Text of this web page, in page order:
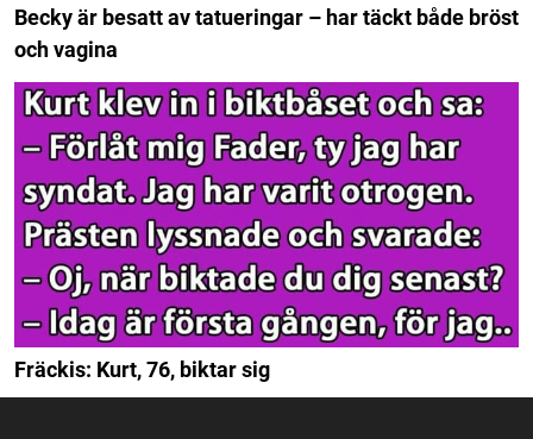
Becky är besatt av tatueringar – har täckt både bröst
och vagina
Fräckis: Kurt, 76, biktar sig